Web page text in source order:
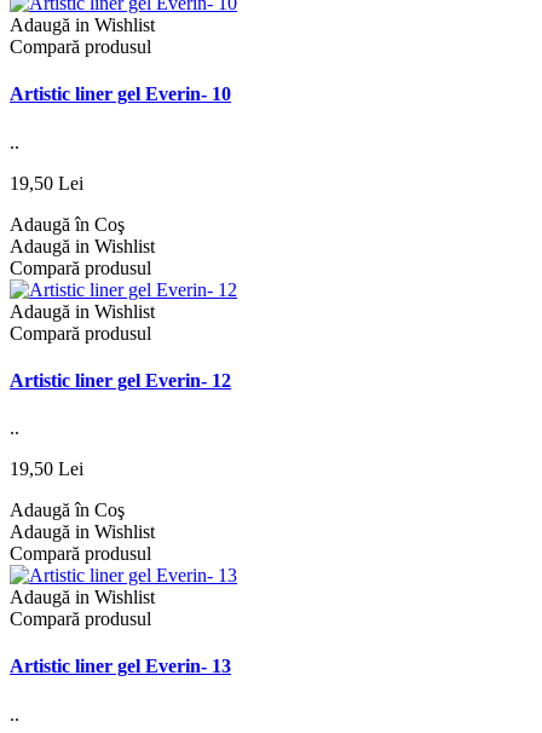
Adaugă in Wishlist
Compară produsul
Artistic liner gel Everin- 10
..
19,50 Lei
Adaugă în Coş
Adaugă in Wishlist
Compară produsul
Adaugă in Wishlist
Compară produsul
Artistic liner gel Everin- 12
..
19,50 Lei
Adaugă în Coş
Adaugă in Wishlist
Compară produsul
Adaugă in Wishlist
Compară produsul
Artistic liner gel Everin- 13
..